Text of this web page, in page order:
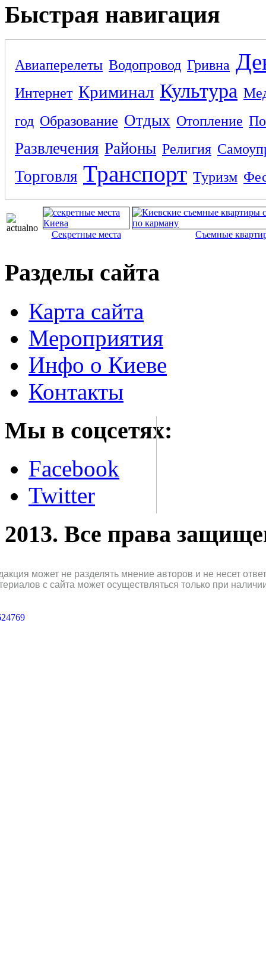
Быстрая навигация
Авиаперелеты Водопровод Гривна
Интернет Криминал Культура
год Образование Отдых Отопление
Развлечения Районы Религия
Торговля Транспорт Туризм
Секретные места Съемные
Разделы сайта
Карта сайта
Мероприятия
Инфо о Киеве
Контакты
Мы в соцсетях:
Facebook
Twitter
2013. Все права
может не разделять мнение авторов и не несет
с сайта может осуществляться только при